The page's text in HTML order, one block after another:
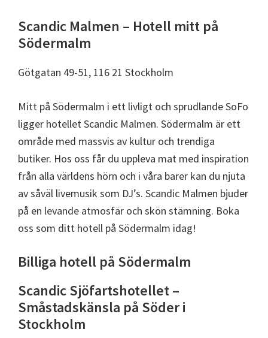
Scandic Malmen – Hotell mitt på
Södermalm
Götgatan 49-51, 116 21 Stockholm
Mitt på Södermalm i ett livligt och sprudlande SoFo
ligger hotellet Scandic Malmen. Södermalm är ett
område med massvis av kultur och trendiga
butiker. Hos oss får du uppleva mat med inspiration
från alla världens hörn och i våra barer kan du njuta
av såväl livemusik som DJ’s. Scandic Malmen bjuder
på en levande atmosfär och skön stämning. Boka
oss som ditt hotell på Södermalm idag!
Billiga hotell på Södermalm
Scandic Sjöfartshotellet –
Småstadskänsla på Söder i
Stockholm